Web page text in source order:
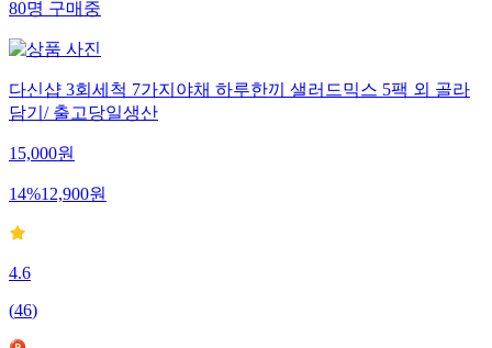
80명구매중
다신샵 3회세척 7가지야채 하루한끼 샐러드믹스 5팩 외 골라
담기/ 출고당일생산
15,000원
14%12,900원
4.6
(46)